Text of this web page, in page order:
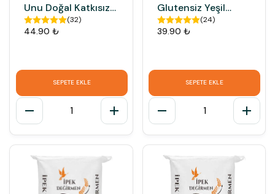
Unu Doğal Katkısız
Taş Değirmen Unu
(32)
44.90 ₺
SEPETE EKLE
1
Glutensiz Yeşil
Mercimek Unu Taş
Değirmen Unu
(24)
39.90 ₺
SEPETE EKLE
1